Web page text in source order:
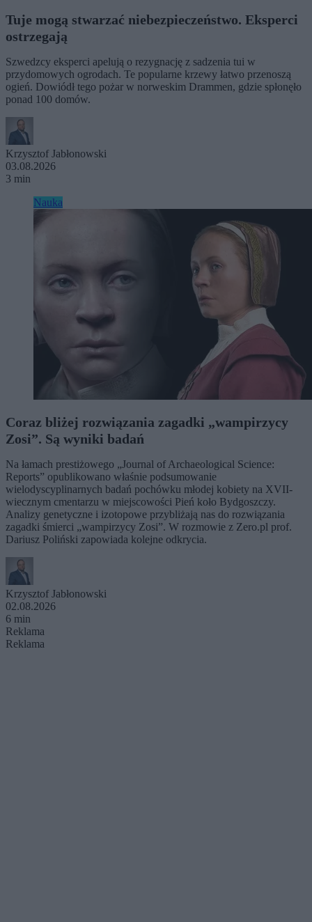
Tuje mogą stwarzać niebezpieczeństwo. Eksperci
ostrzegają
Szwedzcy eksperci apelują o rezygnację z sadzenia tui w
przydomowych ogrodach. Te popularne krzewy łatwo przenoszą
ogień. Dowiódł tego pożar w norweskim Drammen, gdzie spłonęło
ponad 100 domów.
Krzysztof Jabłonowski
03.08.2026
3 min
Nauka
Coraz bliżej rozwiązania zagadki „wampirzycy
Zosi”. Są wyniki badań
Na łamach prestiżowego „Journal of Archaeological Science:
Reports” opublikowano właśnie podsumowanie
wielodyscyplinarnych badań pochówku młodej kobiety na XVII-
wiecznym cmentarzu w miejscowości Pień koło Bydgoszczy.
Analizy genetyczne i izotopowe przybliżają nas do rozwiązania
zagadki śmierci „wampirzycy Zosi”. W rozmowie z Zero.pl prof.
Dariusz Poliński zapowiada kolejne odkrycia.
Krzysztof Jabłonowski
02.08.2026
6 min
Reklama
Reklama